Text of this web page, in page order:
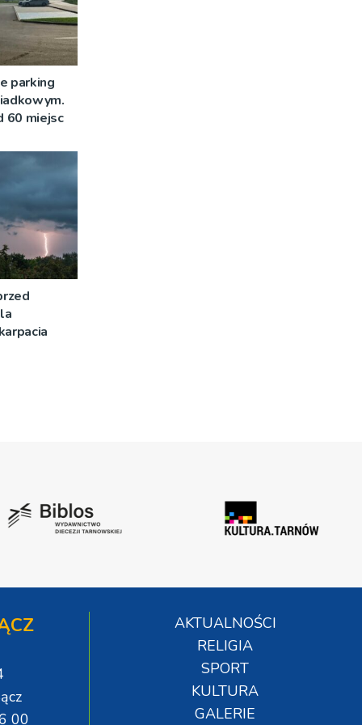
parking
60 miejsc
00
AKTUALNOŚCI
RELIGIA
SPORT
KULTURA
GALERIE